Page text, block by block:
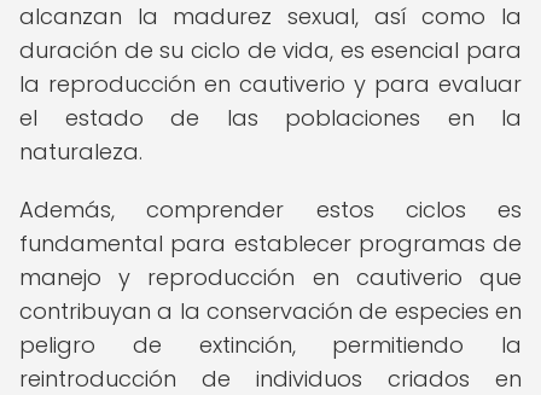
alcanzan la madurez sexual, así como la
duración de su ciclo de vida, es esencial para
la reproducción en cautiverio y para evaluar
el estado de las poblaciones en la
naturaleza.
Además, comprender estos ciclos es
fundamental para establecer programas de
manejo y reproducción en cautiverio que
contribuyan a la conservación de especies en
peligro de extinción, permitiendo la
reintroducción de individuos criados en